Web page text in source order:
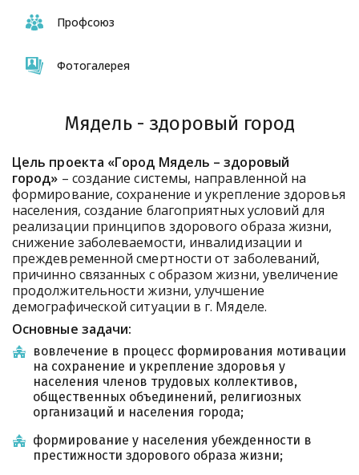
Профсоюз
Фотогалерея
Мядель - здоровый город
Цель проекта «Город Мядель – здоровый
город» – создание системы, направленной на
формирование, сохранение и укрепление здоровья
населения, создание благоприятных условий для
реализации принципов здорового образа жизни,
снижение заболеваемости, инвалидизации и
преждевременной смертности от заболеваний,
причинно связанных с образом жизни, увеличение
продолжительности жизни, улучшение
демографической ситуации в г. Мяделе.
Основные задачи:
вовлечение в процесс формирования мотивации
на сохранение и укрепление здоровья у
населения членов трудовых коллективов,
общественных объединений, религиозных
организаций и населения города;
формирование у населения убежденности в
престижности здорового образа жизни;